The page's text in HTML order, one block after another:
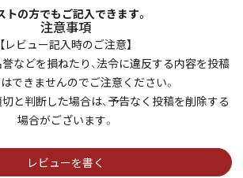
トの方でもご記入できます。
注意事項
【レビュー記入時のご注意】
誉などを損ねたり、法令に違反する内容を投稿
できませんのでご注意ください。
と判断した場合は、予告なく投稿を削除する
場合がございます。
レビューを書く